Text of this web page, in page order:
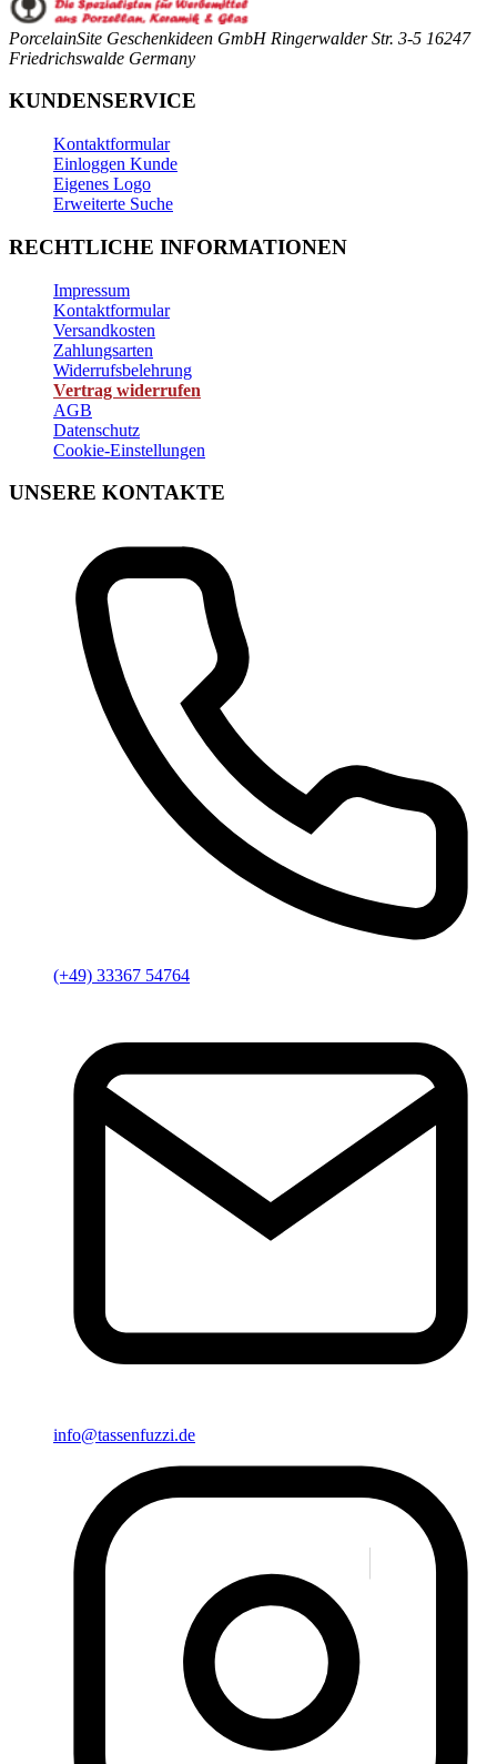
PorcelainSite Geschenkideen GmbH Ringerwalder Str. 3-5 16247
Friedrichswalde Germany
KUNDENSERVICE
Kontaktformular
Einloggen Kunde
Eigenes Logo
Erweiterte Suche
RECHTLICHE INFORMATIONEN
Impressum
Kontaktformular
Versandkosten
Zahlungsarten
Widerrufsbelehrung
Vertrag widerrufen
AGB
Datenschutz
Cookie-Einstellungen
UNSERE KONTAKTE
(+49) 33367 54764
info@tassenfuzzi.de